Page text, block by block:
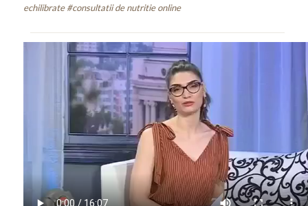
echilibrate #consultatii de nutritie online